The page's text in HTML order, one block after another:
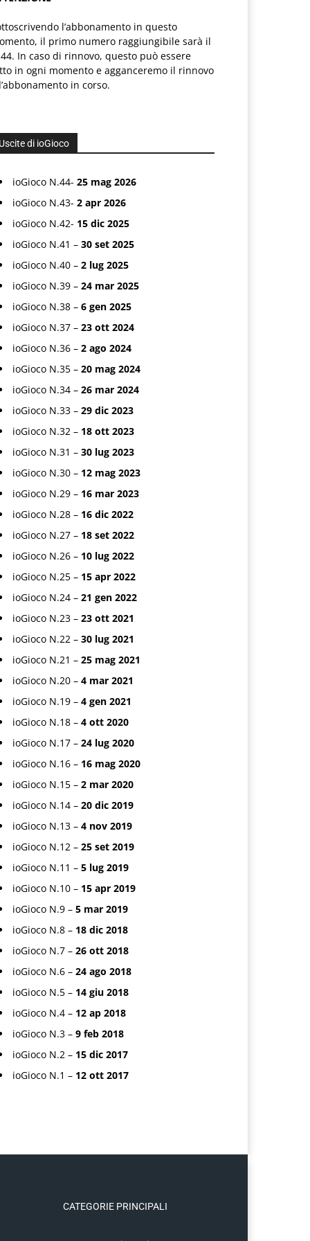
l’abbonamento in questo
il primo numero raggiungibile sarà il
In caso di rinnovo, questo può essere
in ogni momento e agganceremo il rinnovo
in corso.
Uscite di ioGioco
ioGioco N.44- 25 mag 2026
ioGioco N.43- 2 apr 2026
ioGioco N.42- 15 dic 2025
ioGioco N.41 – 30 set 2025
ioGioco N.40 – 2 lug 2025
ioGioco N.39 – 24 mar 2025
ioGioco N.38 – 6 gen 2025
ioGioco N.37 – 23 ott 2024
ioGioco N.36 – 2 ago 2024
ioGioco N.35 – 20 mag 2024
ioGioco N.34 – 26 mar 2024
ioGioco N.33 – 29 dic 2023
ioGioco N.32 – 18 ott 2023
ioGioco N.31 – 30 lug 2023
ioGioco N.30 – 12 mag 2023
ioGioco N.29 – 16 mar 2023
ioGioco N.28 – 16 dic 2022
ioGioco N.27 – 18 set 2022
ioGioco N.26 – 10 lug 2022
ioGioco N.25 – 15 apr 2022
ioGioco N.24 – 21 gen 2022
ioGioco N.23 – 23 ott 2021
ioGioco N.22 – 30 lug 2021
ioGioco N.21 – 25 mag 2021
ioGioco N.20 – 4 mar 2021
ioGioco N.19 – 4 gen 2021
ioGioco N.18 – 4 ott 2020
ioGioco N.17 – 24 lug 2020
ioGioco N.16 – 16 mag 2020
ioGioco N.15 – 2 mar 2020
ioGioco N.14 – 20 dic 2019
ioGioco N.13 – 4 nov 2019
ioGioco N.12 – 25 set 2019
ioGioco N.11 – 5 lug 2019
ioGioco N.10 – 15 apr 2019
ioGioco N.9 – 5 mar 2019
ioGioco N.8 – 18 dic 2018
ioGioco N.7 – 26 ott 2018
ioGioco N.6 – 24 ago 2018
ioGioco N.5 – 14 giu 2018
ioGioco N.4 – 12 ap 2018
ioGioco N.3 – 9 feb 2018
ioGioco N.2 – 15 dic 2017
ioGioco N.1 – 12 ott 2017
CATEGORIE PRINCIPALI